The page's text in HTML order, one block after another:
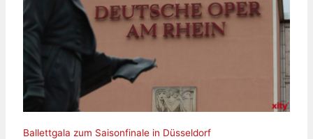
Ballettgala zum Saisonfinale in Düsseldorf